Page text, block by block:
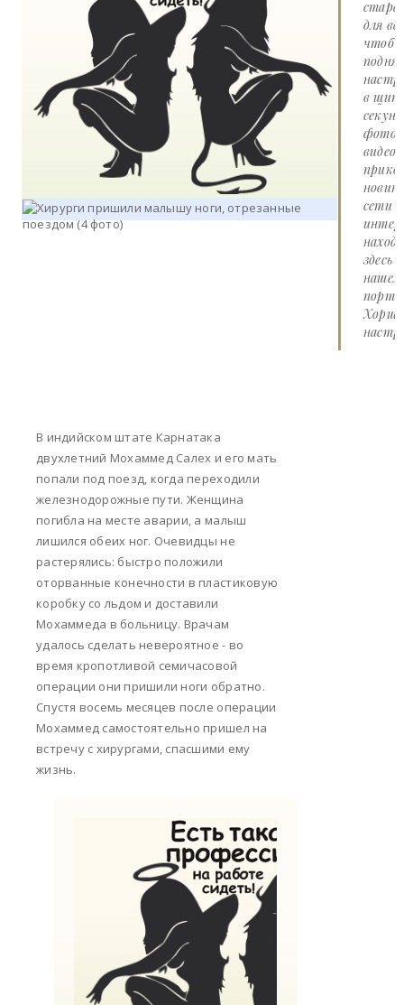
для
чтоб
в
фото
видео
сети
здесь
нашем
В индийском штате Карнатака
двухлетний Мохаммед Салех и его мать
попали под поезд, когда переходили
железнодорожные пути. Женщина
погибла на месте аварии, а малыш
лишился обеих ног. Очевидцы не
растерялись: быстро положили
оторванные конечности в пластиковую
коробку со льдом и доставили
Мохаммеда в больницу. Врачам
удалось сделать невероятное - во
время кропотливой семичасовой
операции они пришили ноги обратно.
Спустя восемь месяцев после операции
Мохаммед самостоятельно пришел на
встречу с хирургами, спасшими ему
жизнь.